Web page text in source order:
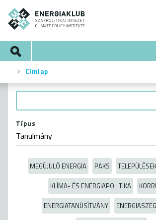
Ugrás
tartalomra
Morzsa
Címlap
Típus
MEGÚJULÓ ENERGIA PAKS TELEPÜLÉSEK
KLÍMA- ÉS ENERGIAPOLITIKA
ENERGIATANÚSÍTVÁNY